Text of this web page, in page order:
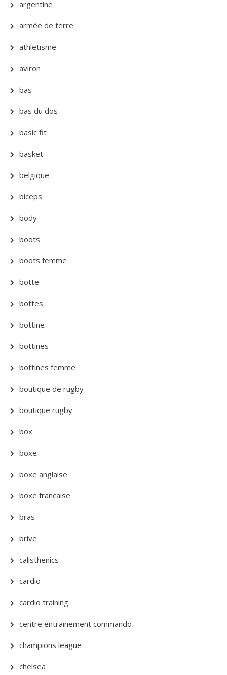
argentine
armée de terre
athletisme
aviron
bas
bas du dos
basic fit
basket
belgique
biceps
body
boots
boots femme
botte
bottes
bottine
bottines
bottines femme
boutique de rugby
boutique rugby
box
boxe
boxe anglaise
boxe francaise
bras
brive
calisthenics
cardio
cardio training
centre entrainement commando
champions league
chelsea